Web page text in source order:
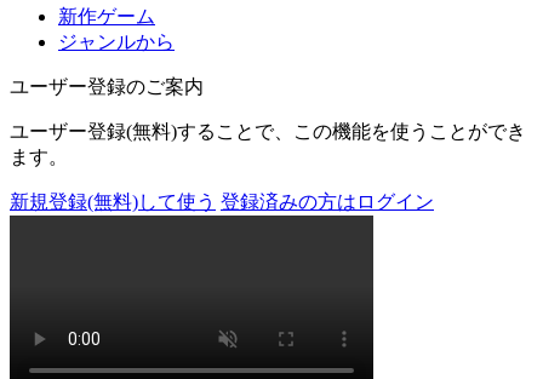
新作ゲーム
ジャンルから
ユーザー登録のご案内
ユーザー登録(無料)することで、この機能を使うことができ
ます。
新規登録(無料)して使う 登録済みの方はログイン